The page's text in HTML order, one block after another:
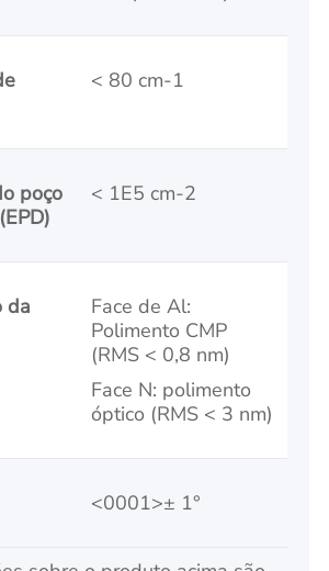
< 80 cm-1
poço
< 1E5 cm-2
da
Face de Al:
Polimento CMP
(RMS < 0,8 nm)
Face N: polimento
óptico (RMS < 3 nm)
<0001>± 1°